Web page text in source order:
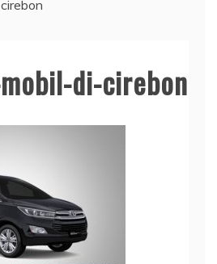
di-cirebon